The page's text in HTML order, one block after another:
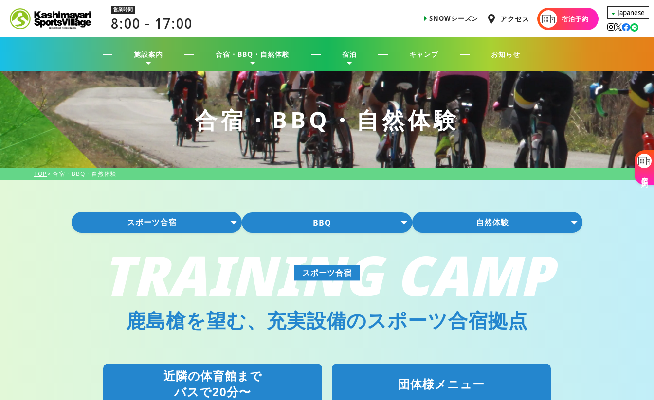
営業時間
8:00 - 17:00 SNOWシーズン アクセス 宿泊予約
施設案内 合宿・BBQ・自然体験 宿泊 キャンプ お知らせ
合宿・BBQ・自然体験
TOP 合宿・BBQ・自然体験
スポーツ合宿 BBQ 自然体験
TRAININGCAMP
スポーツ合宿
鹿島槍を望む、 充実設備のスポーツ合宿拠点
近隣の体育館まで
バスで20分〜
団体様メニュー